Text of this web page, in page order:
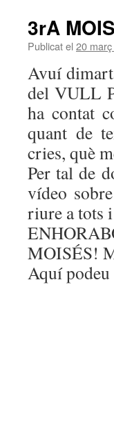
3rA
Publicat el 20
Avuí
del VULL
ha contat
quant de
cries, què
Per tal de
vídeo
riure a tots
MOISÉS!
Aquí